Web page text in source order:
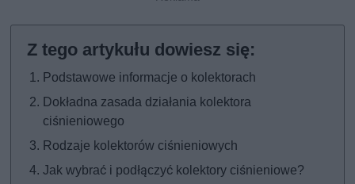
Podstawowe informacje o kolektorach
Dokładna zasada działania kolektora
ciśnieniowego
Rodzaje kolektorów ciśnieniowych
Jak wybrać i podłączyć kolektory ciśnieniowe?